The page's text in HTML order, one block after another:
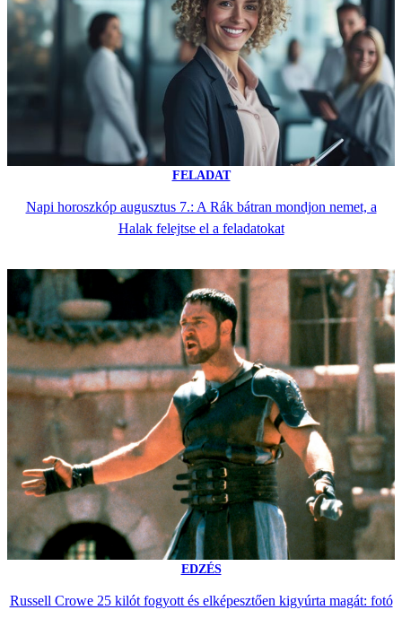
FELADAT
Napi horoszkóp augusztus 7.: A Rák bátran mondjon nemet, a
Halak felejtse el a feladatokat
EDZÉS
Russell Crowe 25 kilót fogyott és elképesztően kigyúrta magát: fotó